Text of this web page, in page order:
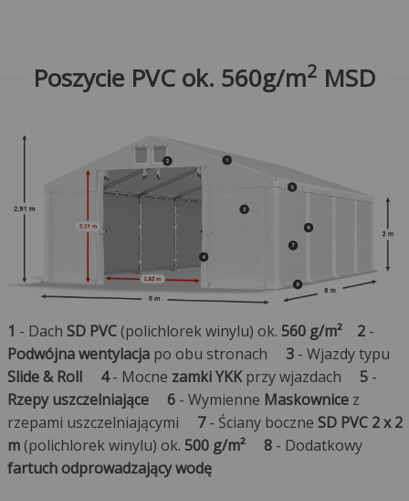
Poszycie PVC ok. 560g/m2 MSD
1 - Dach SD PVC(polichlorek winylu) ok. 560 g/m² 2-
Podwójna wentylacjapo obu stronach 3- Wjazdy typu
Slide & Roll
4- Mocne zamki YKKprzy wjazdach 5-
Rzepy uszczelniające
6- Wymienne Maskownicez
rzepami uszczelniającymi 7- Ściany boczne SD PVC 2 x 2
m(polichlorek winylu) ok. 500 g/m² 8- Dodatkowy
fartuch odprowadzający wodę